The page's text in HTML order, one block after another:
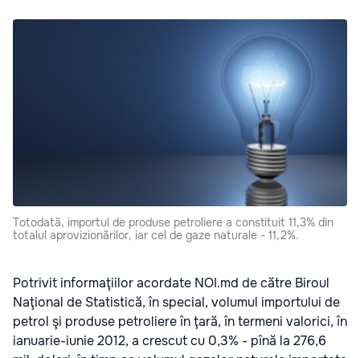
Totodată, importul de produse petroliere a constituit 11,3% din
totalul aprovizionărilor, iar cel de gaze naturale - 11,2%.
Potrivit informaţiilor acordate NOI.md de către Biroul
Naţional de Statistică, în special, volumul importului de
petrol şi produse petroliere în ţară, în termeni valorici, în
ianuarie-iunie 2012, a crescut cu 0,3% - pînă la 276,6